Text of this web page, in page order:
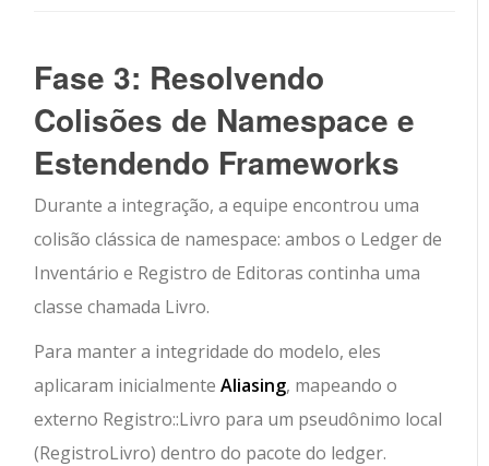
Fase 3: Resolvendo
Colisões de Namespace e
Estendendo Frameworks
Durante a integração, a equipe encontrou uma
colisão clássica de namespace: ambos o Ledger de
Inventário e Registro de Editoras continha uma
classe chamada Livro.
Para manter a integridade do modelo, eles
aplicaram inicialmenteAliasing, mapeando o
externo Registro::Livro para um pseudônimo local
(RegistroLivro) dentro do pacote do ledger.